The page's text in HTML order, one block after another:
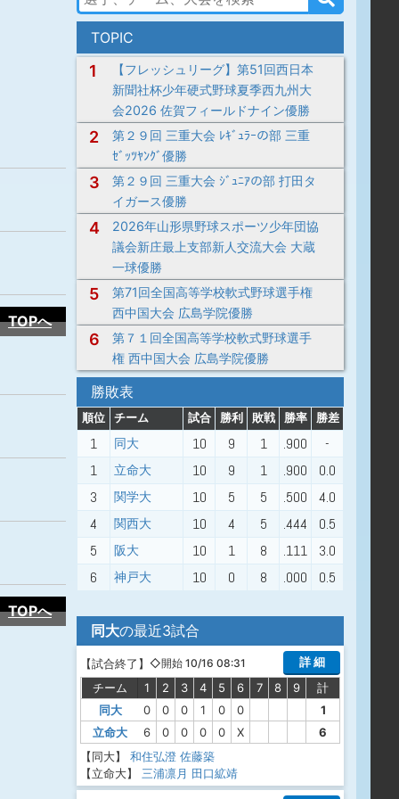
TOPへ
TOPへ
TOPIC
1
【フレッシュリーグ】第51回西日本
新聞社杯少年硬式野球夏季西九州大
会2026 佐賀フィールドナイン優勝
2
第２９回 三重大会 ﾚｷﾞｭﾗｰの部 三重
ｾﾞｯﾂﾔﾝｸﾞ優勝
3
第２９回 三重大会 ｼﾞｭﾆｱの部 打田タ
イガース優勝
4
2026年山形県野球スポーツ少年団協
議会新庄最上支部新人交流大会 大蔵
一球優勝
5
第71回全国高等学校軟式野球選手権
西中国大会 広島学院優勝
6
第７１回全国高等学校軟式野球選手
権 西中国大会 広島学院優勝
勝敗表
順位 チーム 試合 勝利 敗戦 勝率 勝差
1 同大 10 9 1 .900
-
1
立命大 10 9 1 .900
0.0
3
関学大 10 5 5 .500
4.0
4
関西大 10 4 5 .444
0.5
5
阪大 10 1 8 .111
3.0
6
神戸大 10 0 8 .000 0.5
同大の最近3試合
【試合終了】 ◇開始 10/16 08:31
詳 細
チーム
1 2 3 4 5 6 7 8 9
計
同大
0 0 0 1 0 0
1
立命大
6 0 0 0 0 X
6
【同大】
和住弘澄 佐藤築
【立命大】
三浦凛月 田口絋靖